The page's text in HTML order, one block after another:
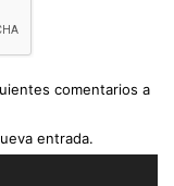
comentarios a
entrada.